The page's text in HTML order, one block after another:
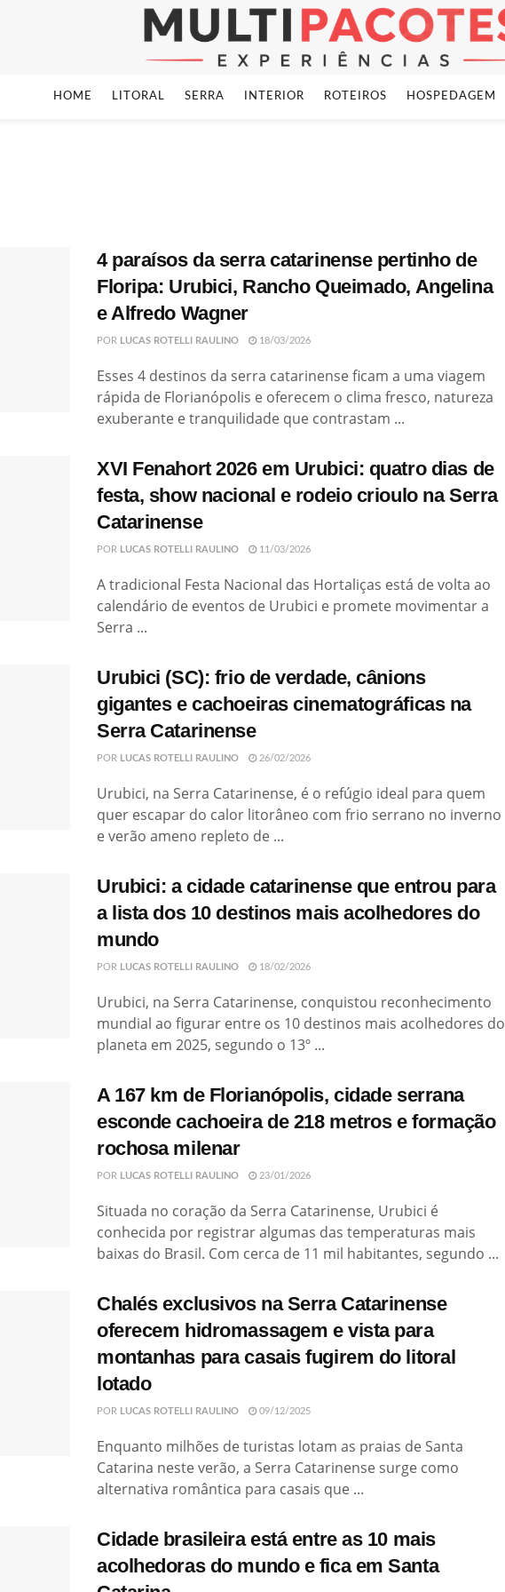
HOME LITORAL SERRA INTERIOR ROTEIROS HOSPEDAGEM
4 paraísos da serra catarinense pertinho de
Floripa: Urubici, Rancho Queimado, Angelina
e Alfredo Wagner
POR LUCAS ROTELLI RAULINO 18/03/2026
Esses 4 destinos da serra catarinense ficam a uma viagem
rápida de Florianópolis e oferecem o clima fresco, natureza
exuberante e tranquilidade que contrastam ...
XVI Fenahort 2026 em Urubici: quatro dias de
festa, show nacional e rodeio crioulo na Serra
Catarinense
POR LUCAS ROTELLI RAULINO 11/03/2026
A tradicional Festa Nacional das Hortaliças está de volta ao
calendário de eventos de Urubici e promete movimentar a
Serra ...
Urubici (SC): frio de verdade, cânions
gigantes e cachoeiras cinematográficas na
Serra Catarinense
POR LUCAS ROTELLI RAULINO 26/02/2026
Urubici, na Serra Catarinense, é o refúgio ideal para quem
quer escapar do calor litorâneo com frio serrano no inverno
e verão ameno repleto de ...
Urubici: a cidade catarinense que entrou para
a lista dos 10 destinos mais acolhedores do
mundo
POR LUCAS ROTELLI RAULINO 18/02/2026
Urubici, na Serra Catarinense, conquistou reconhecimento
mundial ao figurar entre os 10 destinos mais acolhedores do
planeta em 2025, segundo o 13º ...
A 167 km de Florianópolis, cidade serrana
esconde cachoeira de 218 metros e formação
rochosa milenar
POR LUCAS ROTELLI RAULINO 23/01/2026
Situada no coração da Serra Catarinense, Urubici é
conhecida por registrar algumas das temperaturas mais
baixas do Brasil. Com cerca de 11 mil habitantes, segundo ...
Chalés exclusivos na Serra Catarinense
oferecem hidromassagem e vista para
montanhas para casais fugirem do litoral
lotado
POR LUCAS ROTELLI RAULINO 09/12/2025
Enquanto milhões de turistas lotam as praias de Santa
Catarina neste verão, a Serra Catarinense surge como
alternativa romântica para casais que ...
Cidade brasileira está entre as 10 mais
acolhedoras do mundo e fica em Santa